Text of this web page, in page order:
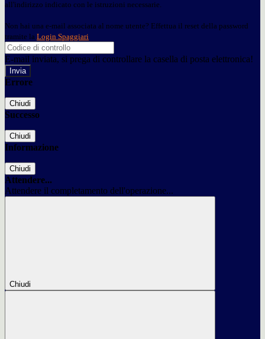
all'indirizzo indicato con le istruzioni necessarie.
Non hai una e-mail associata al nome utente? Effettua il reset della password
tramite la Login Spaggiari
E-mail inviata, si prega di controllare la casella di posta elettronica!
Errore
Chiudi
Successo
Chiudi
Informazione
Chiudi
Attendere...
Attendere il completamento dell'operazione...
Chiudi